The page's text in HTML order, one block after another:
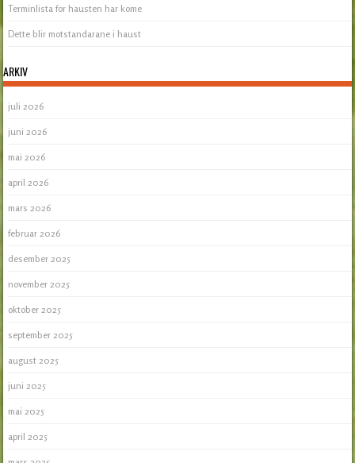
Terminlista for hausten har kome
Dette blir motstandarane i haust
ARKIV
juli 2026
juni 2026
mai 2026
april 2026
mars 2026
februar 2026
desember 2025
november 2025
oktober 2025
september 2025
august 2025
juni 2025
mai 2025
april 2025